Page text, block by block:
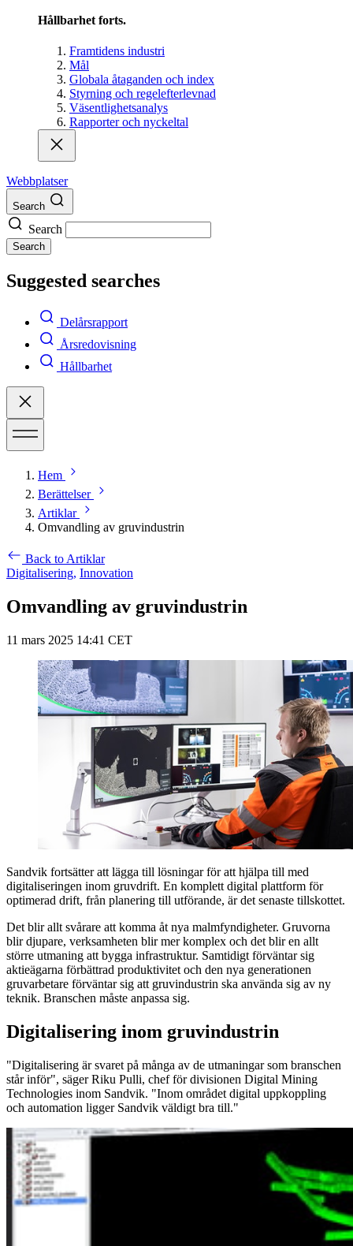
Hållbarhet forts.
Framtidens industri
Mål
Globala åtaganden och index
Styrning och regelefterlevnad
Väsentlighetsanalys
Rapporter och nyckeltal
Webbplatser
Search
Search
Search
Suggested searches
Delårsrapport
Årsredovisning
Hållbarhet
Hem
Berättelser
Artiklar
Omvandling av gruvindustrin
Back to Artiklar
Digitalisering, Innovation
Omvandling av gruvindustrin
11 mars 2025 14:41 CET
Sandvik fortsätter att lägga till lösningar för att hjälpa till med
digitaliseringen inom gruvdrift. En komplett digital plattform för
optimerad drift, från planering till utförande, är det senaste tillskottet.
Det blir allt svårare att komma åt nya malmfyndigheter. Gruvorna
blir djupare, verksamheten blir mer komplex och det blir en allt
större utmaning att bygga infrastruktur. Samtidigt förväntar sig
aktieägarna förbättrad produktivitet och den nya generationen
gruvarbetare förväntar sig att gruvindustrin ska använda sig av ny
teknik. Branschen måste anpassa sig.
Digitalisering inom gruvindustrin
"Digitalisering är svaret på många av de utmaningar som branschen
står inför", säger Riku Pulli, chef för divisionen Digital Mining
Technologies inom Sandvik. "Inom området digital uppkoppling
och automation ligger Sandvik väldigt bra till."